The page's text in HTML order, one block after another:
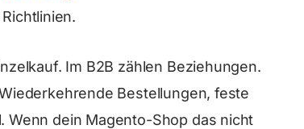
Im B2B zählen Beziehungen.
Bestellungen, feste
Wenn dein Magento-Shop das nicht